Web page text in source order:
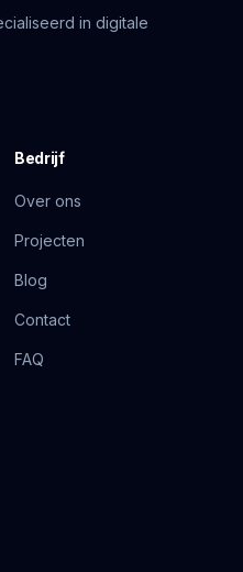
in digitale
Bedrijf
Over ons
Projecten
Blog
Contact
FAQ